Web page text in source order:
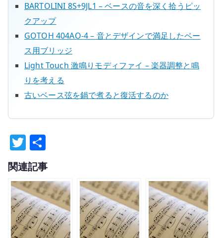
BARTOLINI 8S+9JL1 – ベースの音を深く拾うピッ
クアップ
GOTOH 404AO-4 – 音とデザインで満足したベー
ス用ブリッジ
Light Touch 激鳴りモディファイ – 楽器調整と鳴
りを考える
古いベース弦を鍋で煮ると復活するのか
T
w
it
te
r
有
関連記事